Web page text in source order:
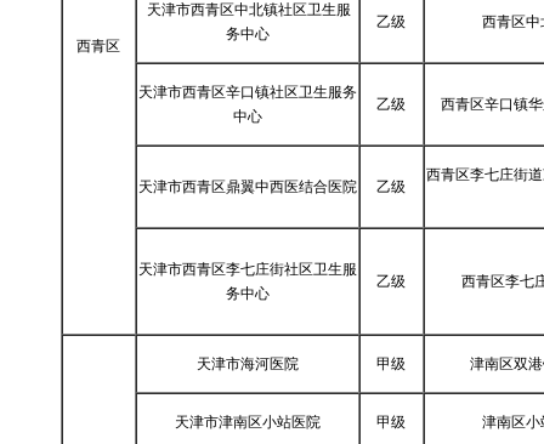
西青区
天津市西青区中北镇社区卫生服
务中心
乙级 西青区
天津市西青区辛口镇社区卫生服务
中心
乙级 西青区辛口镇
天津市西青区鼎翼中西医结合医院 乙级
西青区李七庄街
天津市西青区李七庄街社区卫生服
务中心
乙级 西青区李七
天津市海河医院 甲级 津南区双
天津市津南区小站医院 甲级 津南区